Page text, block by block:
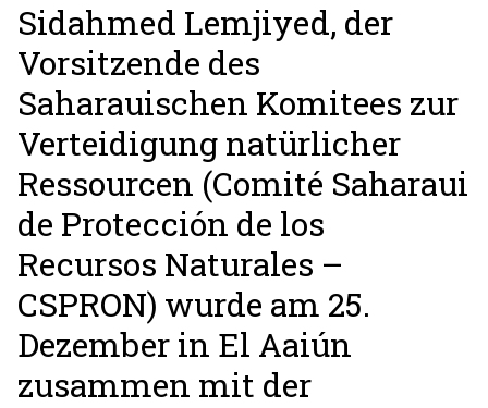
Sidahmed Lemjiyed, der
Vorsitzende des
Saharauischen Komitees zur
Verteidigung natürlicher
Ressourcen (Comité Saharaui
de Protección de los
Recursos Naturales –
CSPRON) wurde am 25.
Dezember in El Aaiún
zusammen mit der